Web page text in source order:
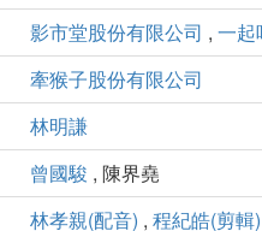
影市堂股份有限公司 , 一起
牽猴子股份有限公司
林明謙
曾國駿 , 陳界堯
林孝親(配音) , 程紀皓(剪輯)